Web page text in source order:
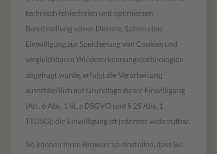
technisch fehlerfreien und optimierten
Bereitstellung seiner Dienste. Sofern eine
Einwilligung zur Speicherung von Cookies und
vergleichbaren Wiedererkennungstechnologien
abgefragt wurde, erfolgt die Verarbeitung
ausschließlich auf Grundlage dieser Einwilligung
(Art. 6 Abs. 1 lit. a DSGVO und § 25 Abs. 1
TTDSG); die Einwilligung ist jederzeit widerrufbar.
Sie können Ihren Browser so einstellen, dass Sie